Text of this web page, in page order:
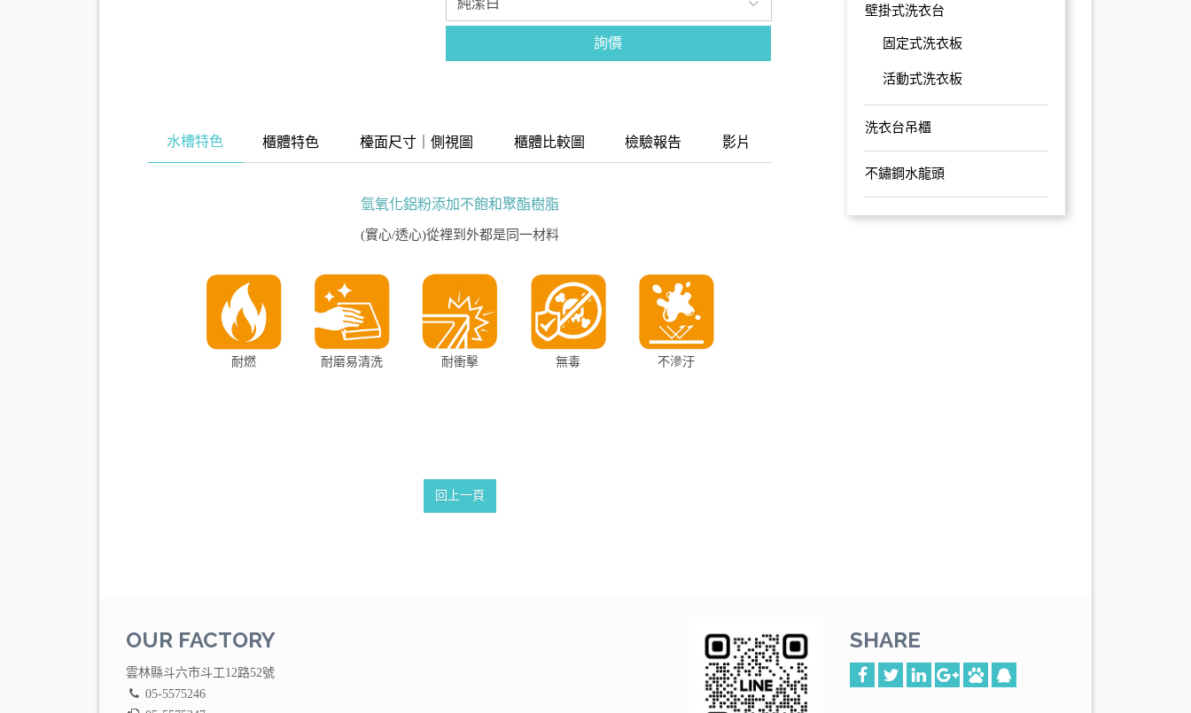
詢價
水槽特色 櫃體特色 檯面尺寸｜側視圖 櫃體比較圖 檢驗報告 影片
氫氧化鋁粉添加不飽和聚酯樹脂
(實心/透心)從裡到外都是同一材料
耐燃 耐磨易清洗 耐衝擊 無毒 不滲汙
回上一頁
壁掛式洗衣台
固定式洗衣板
活動式洗衣板
洗衣台吊櫃
不鏽鋼水龍頭
OUR FACTORY
雲林縣斗六市斗工12路52號
05-5575246
SHARE